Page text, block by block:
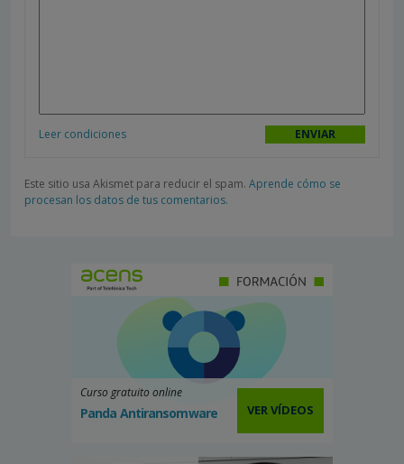
Leer condiciones
Este sitio usa Akismet para reducir el spam. Aprende cómo se
procesan los datos de tus comentarios.
Curso gratuito online
Panda Antiransomware VER VÍDEOS